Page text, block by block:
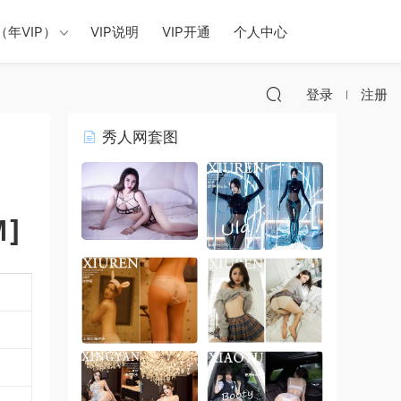
VIP） VIP说明 VIP开通 个人中心
登录 注册
秀人网套图